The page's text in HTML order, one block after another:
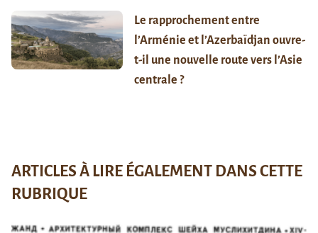
Le rapprochement entre
l’Arménie et l’Azerbaïdjan ouvre-
t-il une nouvelle route vers l’Asie
centrale ?
ARTICLES À LIRE ÉGALEMENT DANS CETTE
RUBRIQUE